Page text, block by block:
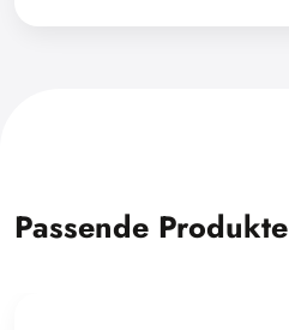
Passende Produkte